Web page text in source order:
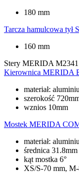
180 mm
Tarcza hamulcowa tył
160 mm
Stery MERIDA M2341
Kierownica MERIDA
materiał:
szerokość
wznios 10mm
Mostek MERIDA
materiał:
średnica 31.8mm
kąt mostka 6°
XS/S-70 mm,